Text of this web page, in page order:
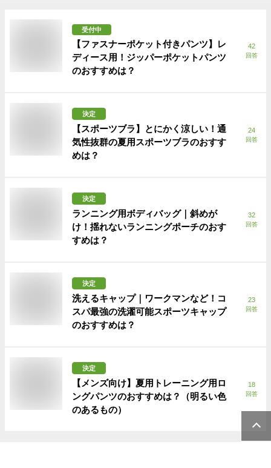
受付中
【ファスナーポケット付きパンツ】レ
ディース用！ジッパーポケットパンツ
のおすすめは？
42
回答
決定
【スポーツブラ】とにかく涼しい！通
気性抜群の夏用スポーツブラのおすす
めは？
24
回答
決定
ランニング用ボディバッグ｜斜めが
け！揺れないランニングポーチのおす
すめは？
32
回答
決定
洗えるキャップ｜ワークマンなど！コ
スパ最強の洗濯可能スポーツキャップ
のおすすめは？
23
回答
決定
【メンズ向け】夏用トレーニング用ロ
ングパンツのおすすめは？（明るい色
のあるもの）
18
回答